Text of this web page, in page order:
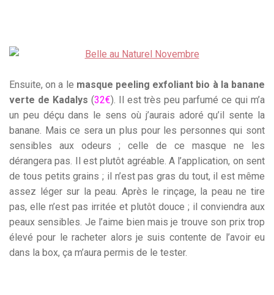
Ensuite, on a le masque peeling exfoliant bio à la banane
verte de Kadalys (32€). Il est très peu parfumé ce qui m’a
un peu déçu dans le sens où j’aurais adoré qu’il sente la
banane. Mais ce sera un plus pour les personnes qui sont
sensibles aux odeurs ; celle de ce masque ne les
dérangera pas. Il est plutôt agréable. A l’application, on sent
de tous petits grains ; il n’est pas gras du tout, il est même
assez léger sur la peau. Après le rinçage, la peau ne tire
pas, elle n’est pas irritée et plutôt douce ; il conviendra aux
peaux sensibles. Je l’aime bien mais je trouve son prix trop
élevé pour le racheter alors je suis contente de l’avoir eu
dans la box, ça m’aura permis de le tester.